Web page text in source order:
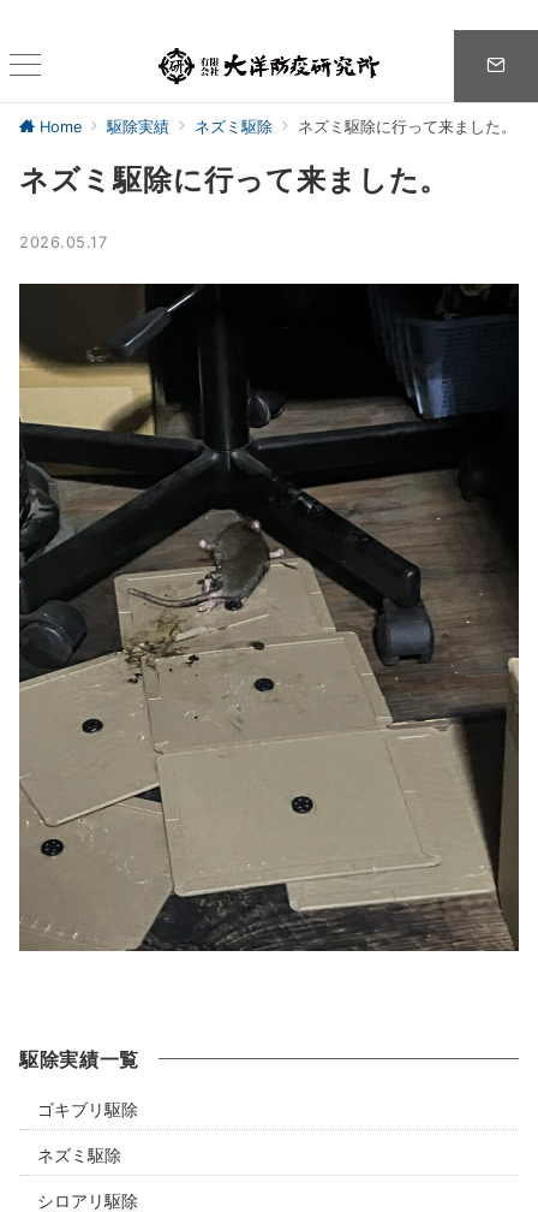
Home 駆除実績 ネズミ駆除 ネズミ駆除に行って来ました。
ネズミ駆除に行って来ました。
2026.05.17
駆除実績一覧
ゴキブリ駆除
ネズミ駆除
シロアリ駆除